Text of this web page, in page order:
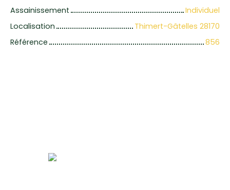
Assainissement
Individuel
Localisation
Thimert-Gâtelles 28170
Référence
856